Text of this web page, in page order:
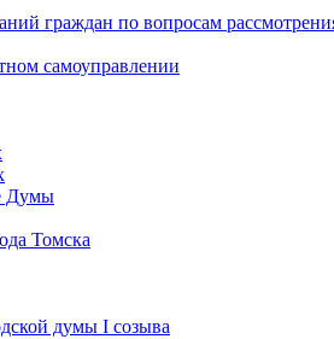
граждан по вопросам
самоуправлении
Думы
Томска
думы I созыва